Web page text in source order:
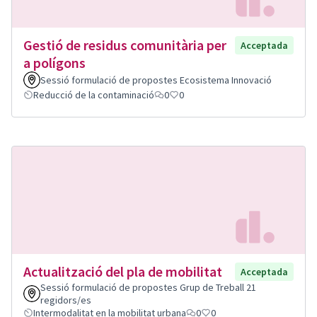
Gestió de residus comunitària per
a polígons
Acceptada
Sessió formulació de propostes Ecosistema Innovació
Reducció de la contaminació
0 0
Actualització del pla de mobilitat
Acceptada
Sessió formulació de propostes Grup de Treball 21
regidors/es
Intermodalitat en la mobilitat urbana
0 0